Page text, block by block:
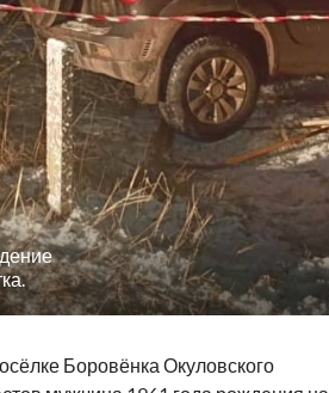
Боровёнка Окуловского